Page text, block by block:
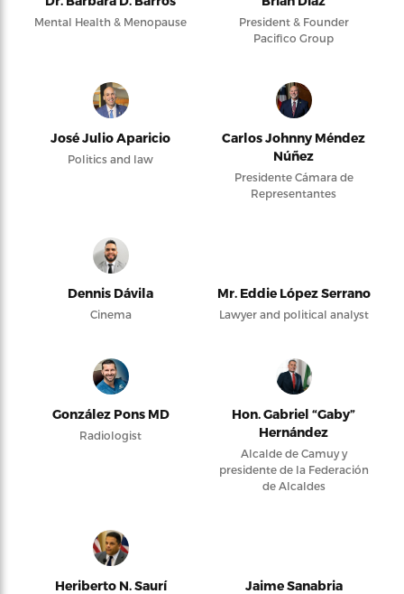
Mental Health & Menopause
President & Founder
Pacifico Group
José Julio Aparicio
Politics and law
Carlos Johnny Méndez
Núñez
Presidente Cámara de
Representantes
Dennis Dávila
Cinema
Mr. Eddie López Serrano
Lawyer and political analyst
González Pons MD
Radiologist
Hon. Gabriel “Gaby”
Hernández
Alcalde de Camuy y
presidente de la Federación
de Alcaldes
Heriberto N. Saurí Jaime Sanabria